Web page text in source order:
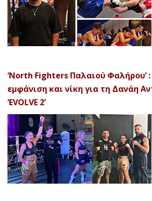
‘North Fighters Παλαιού Φαλήρου’
εμφάνιση και νίκη για τη Δανάη
‘EVOLVE 2’